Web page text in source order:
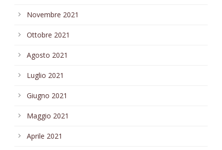
Novembre 2021
Ottobre 2021
Agosto 2021
Luglio 2021
Giugno 2021
Maggio 2021
Aprile 2021